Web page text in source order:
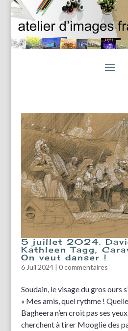
5 juillet 2024.
Kathleen Tagg,
On veut danser !
6 Juil 2024| 0 commentaires
Soudain, le visage du gros ours
« Mes amis, quel rythme !
Bagheera n’en croit pas ses
cherchent à tirer Mooglie des